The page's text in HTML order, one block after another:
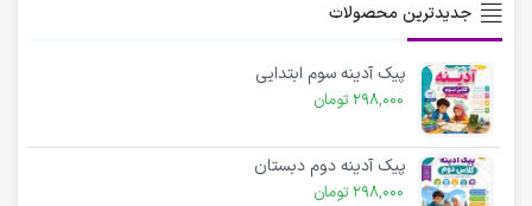
جدیدترین محصولات
پیک آدینه سوم ابتدایی
298,000 تومان
پیک آدینه دوم دبستان
298,000 تومان